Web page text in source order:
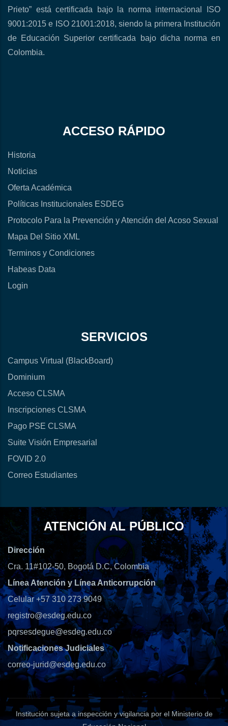
Prieto” está certificada bajo la norma internacional ISO
9001:2015 e ISO 21001:2018, siendo la primera Institución
de Educación Superior certificada bajo dicha norma en
Colombia.
ACCESO RÁPIDO
Historia
Noticias
Oferta Académica
Políticas Institucionales ESDEG
Protocolo Para la Prevención y Atención del Acoso Sexual
Mapa Del Sitio XML
Terminos y Condiciones
Habeas Data
Login
SERVICIOS
Campus Virtual (BlackBoard)
Dominium
Acceso CLSMA
Inscripciones CLSMA
Pago PSE CLSMA
Suite Visión Empresarial
FOVID 2.0
Correo Estudiantes
ATENCIÓN AL PÚBLICO
Dirección
Cra. 11#102-50, Bogotá D.C, Colombia
Línea Atención y Línea Anticorrupción
Celular +57 310 273 9049
registro@esdeg.edu.co
pqrsesdegue@esdeg.edu.co
Notificaciones Judiciales
correo-jurid@esdeg.edu.co
Institución sujeta a inspección y vigilancia por el Ministerio de